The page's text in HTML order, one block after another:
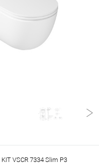
KIT VSCR 7334 Slim P3